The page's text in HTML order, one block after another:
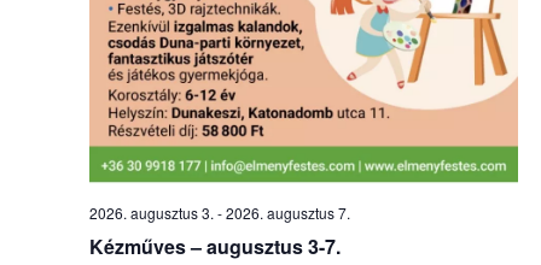
2026. augusztus 3. -2026. augusztus 7.
Kézműves – augusztus 3-7.